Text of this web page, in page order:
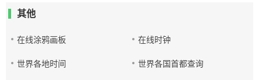
其他
在线涂鸦画板 在线时钟
世界各地时间 世界各国首都查询